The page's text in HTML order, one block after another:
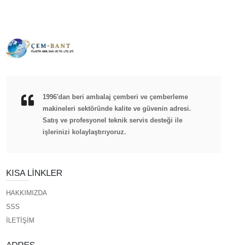
1996'dan beri ambalaj çemberi ve çemberleme
makineleri sektöründe kalite ve güvenin adresi.
Satış ve profesyonel teknik servis desteği ile
işlerinizi kolaylaştırıyoruz.
KISA LINKLER
HAKKIMIZDA
SSS
İLETİŞİM